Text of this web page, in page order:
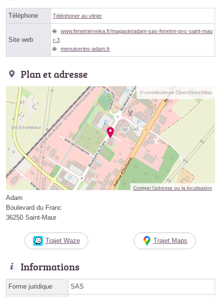
Téléphone Téléphoner au vitrier
Site web
www.fenetrierveka.fr/magasin/adam-sas-fenetre-pvc-saint-mau
r-3
menuiseries-adam.fr
Plan et adresse
© contributeurs OpenStreetMap
Corriger l’adresse ou la localisation
Adam
Boulevard du Franc
36250 Saint-Maur
Trajet Waze Trajet Maps
Informations
Forme juridique SAS